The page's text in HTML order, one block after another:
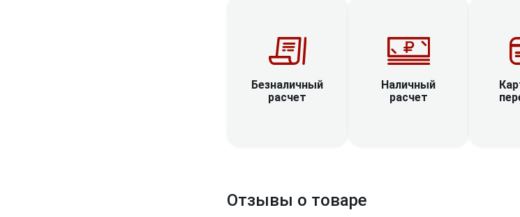
Безналичный
расчет
Наличный
расчет
Отзывы о товаре